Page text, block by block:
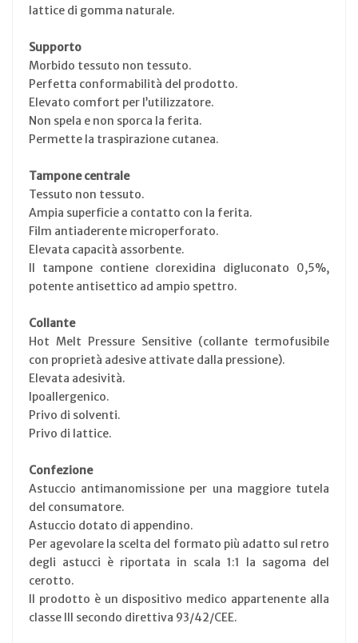
lattice di gomma naturale.
Supporto
Morbido tessuto non tessuto.
Perfetta conformabilità del prodotto.
Elevato comfort per l’utilizzatore.
Non spela e non sporca la ferita.
Permette la traspirazione cutanea.
Tampone centrale
Tessuto non tessuto.
Ampia superficie a contatto con la ferita.
Film antiaderente microperforato.
Elevata capacità assorbente.
Il tampone contiene clorexidina digluconato 0,5%,
potente antisettico ad ampio spettro.
Collante
Hot Melt Pressure Sensitive (collante termofusibile
con proprietà adesive attivate dalla pressione).
Elevata adesività.
Ipoallergenico.
Privo di solventi.
Privo di lattice.
Confezione
Astuccio antimanomissione per una maggiore tutela
del consumatore.
Astuccio dotato di appendino.
Per agevolare la scelta del formato più adatto sul retro
degli astucci è riportata in scala 1:1 la sagoma del
cerotto.
Il prodotto è un dispositivo medico appartenente alla
classe III secondo direttiva 93/42/CEE.